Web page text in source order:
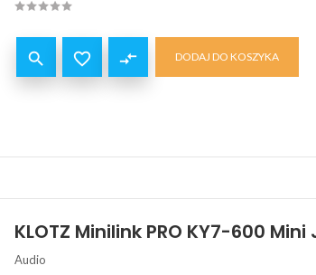
  compare_arrows DODAJ DO KOSZYKA
KLOTZ Minilink PRO KY7-600
Audio